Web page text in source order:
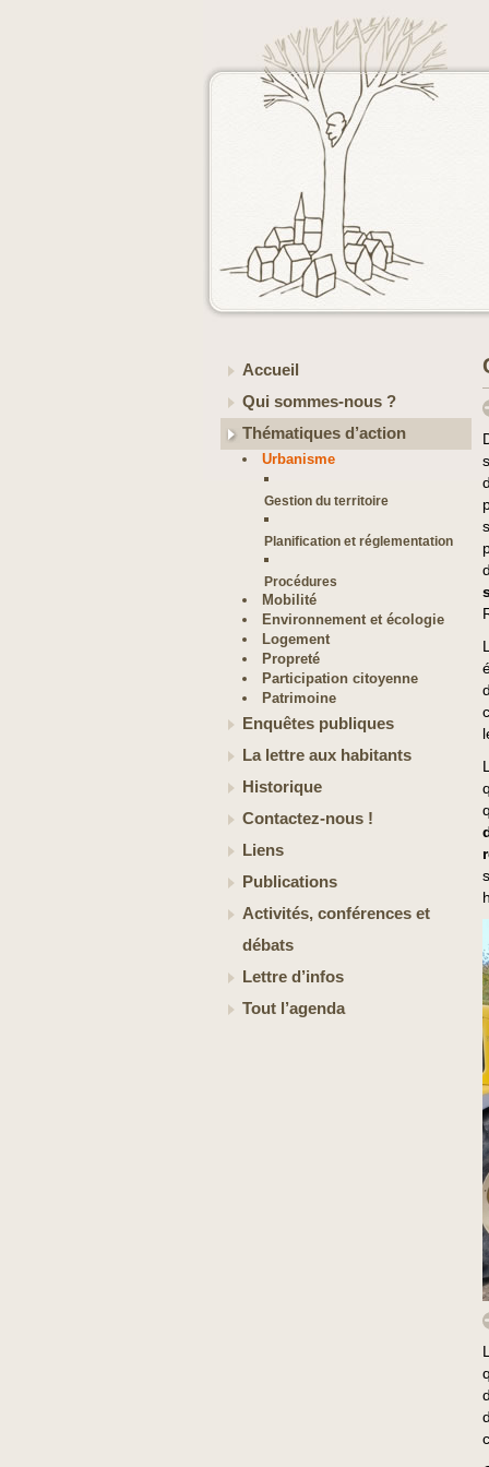
Accueil
Qui sommes-nous ?
Thématiques d’action
Urbanisme
Gestion du territoire
Planification et réglementation
Procédures
Mobilité
Environnement et écologie
Logement
Propreté
Participation citoyenne
Patrimoine
Enquêtes publiques
La lettre aux habitants
Historique
Contactez-nous !
Liens
Publications
Activités, conférences et
débats
Lettre d’infos
Tout l’agenda